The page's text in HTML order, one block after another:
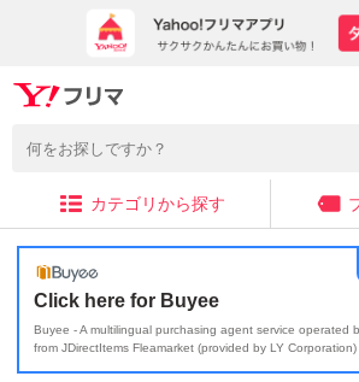
カテゴリから探す
Click here for Buyee
Buyee - A multilingual purchasing agent service operated
from JDirectItems Fleamarket (provided by LY Corporation)